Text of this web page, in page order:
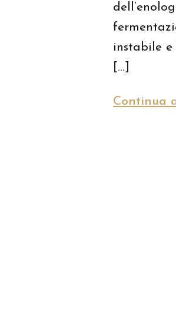
instabile e
[…]
Continua